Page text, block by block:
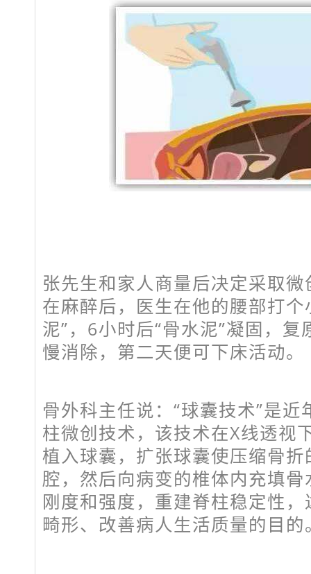
张先生和家人商量后决定采取
在麻醉后，医生在他的腰部打个
泥”，6小时后“骨水泥”凝固，
慢消除，第二天便可下床活动。
骨外科主任说：“球囊技术”是
柱微创技术，该技术在X线透视
植入球囊，扩张球囊使压缩骨
腔，然后向病变的椎体内充填
刚度和强度，重建脊柱稳定性
畸形、改善病人生活质量的目的